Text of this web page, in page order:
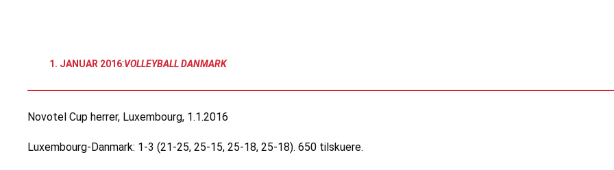
1. JANUAR 2016:VOLLEYBALL DANMARK
Novotel Cup herrer, Luxembourg, 1.1.2016
Luxembourg-Danmark: 1-3 (21-25, 25-15, 25-18, 25-18). 650 tilskuere.